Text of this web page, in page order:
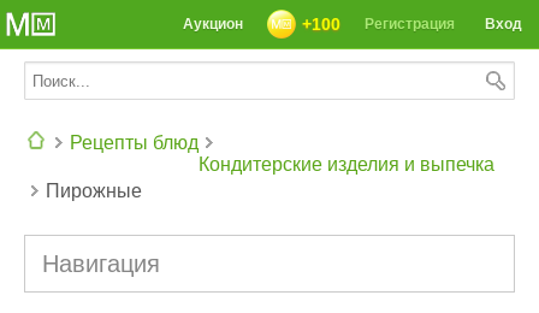
Вход
Регистрация
+100
Аукцион
Рецепты блюд
Кондитерские изделия и выпечка
Пирожные
Навигация